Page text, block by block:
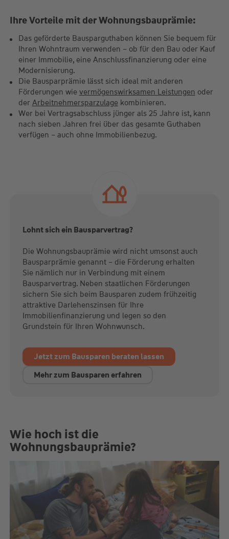
Ihre Vorteile mit der Wohnungsbauprämie:
Das geförderte Bausparguthaben können Sie bequem für
Ihren Wohntraum verwenden – ob für den Bau oder Kauf
einer Immobilie, eine Anschlussfinanzierung oder eine
Modernisierung.
Die Bausparprämie lässt sich ideal mit anderen
Förderungen wie vermögenswirksamen Leistungen oder
der Arbeitnehmersparzulagekombinieren.
Wer bei Vertragsabschluss jünger als 25 Jahre ist, kann
nach sieben Jahren frei über das gesamte Guthaben
verfügen – auch ohne Immobilienbezug.
Lohnt sich ein Bausparvertrag?
Die Wohnungsbauprämie wird nicht umsonst auch
Bausparprämie genannt – die Förderung erhalten
Sie nämlich nur in Verbindung mit einem
Bausparvertrag. Neben staatlichen Förderungen
sichern Sie sich beim Bausparen zudem frühzeitig
attraktive Darlehenszinsen für Ihre
Immobilienfinanzierung und legen so den
Grundstein für Ihren Wohnwunsch.
Jetzt zum Bausparen beraten lassen
Mehr zum Bausparen erfahren
Wie hoch ist die
Wohnungsbauprämie?